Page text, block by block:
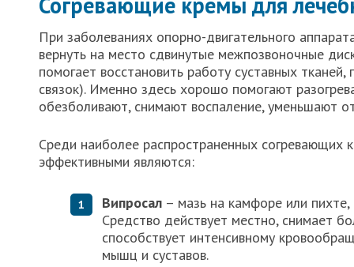
При заболеваниях опорно-двигательного
вернуть на место сдвинутые межпозвоночные
помогает восстановить работу суставных
связок). Именно здесь хорошо помогают
обезболивают, снимают воспаление, уменьшают
Среди наиболее распространенных
эффективными являются:
Випросал – мазь на камфоре или
Средство действует местно, снимает
способствует интенсивному
мышц и суставов.